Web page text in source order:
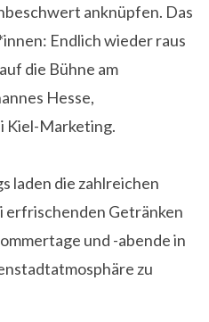
anknüpfen. Das
Endlich wieder raus
die Bühne am
Hesse,
Kiel-Marketing.
laden die zahlreichen
erfrischenden Getränken
und -abende in
zu